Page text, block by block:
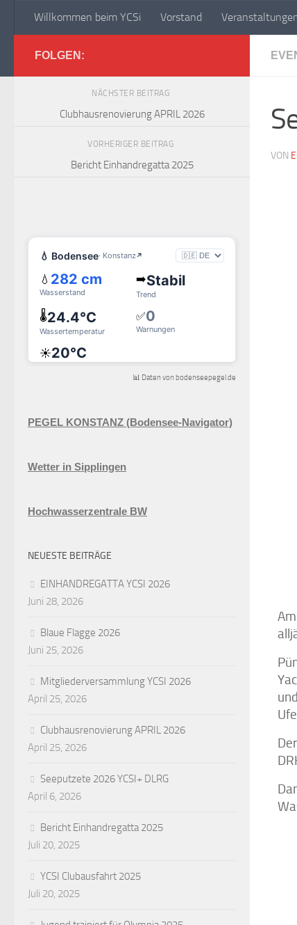
Zum Inhalt springen
Yachtclub
Willkommen beim YCSi Vorstand
VON
FOLGEN:
NÄCHSTER BEITRAG
Clubhausrenovierung APRIL 2026
VORHERIGER BEITRAG
Bericht Einhandregatta 2025
📊 Daten von bodenseepegel.de
PEGEL KONSTANZ (Bodensee-Navigator)
Wetter in Sipplingen
Hochwasserzentrale BW
NEUESTE BEITRÄGE
EINHANDREGATTA YCSI 2026
Juni 28, 2026
Blaue Flagge 2026
Juni 25, 2026
Mitgliederversammlung YCSI 2026
April 25, 2026
Clubhausrenovierung APRIL 2026
April 25, 2026
Seeputzete 2026 YCSI+ DLRG
April 6, 2026
Bericht Einhandregatta 2025
Juli 20, 2025
YCSI Clubausfahrt 2025
Juli 20, 2025